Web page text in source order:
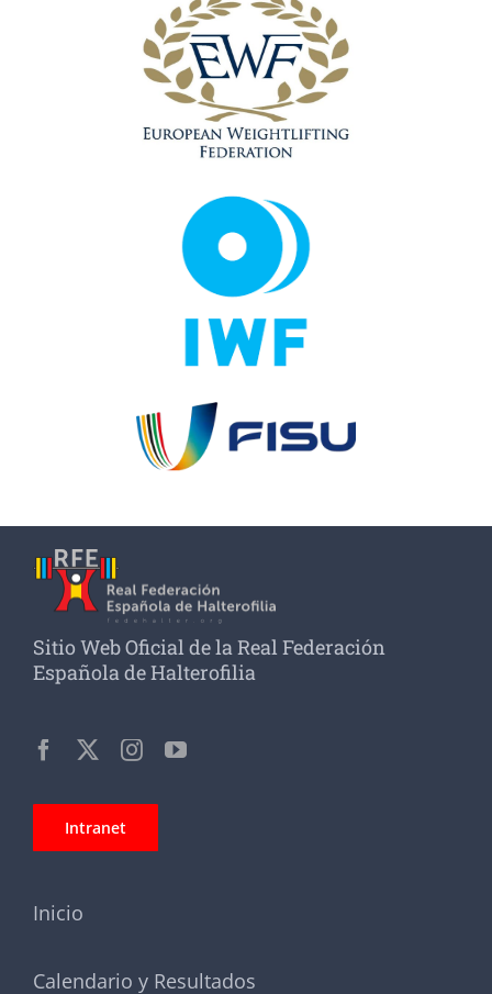
Sitio Web Oficial de la Real Federación
Española de Halterofilia
Intranet
Inicio
Calendario y Resultados